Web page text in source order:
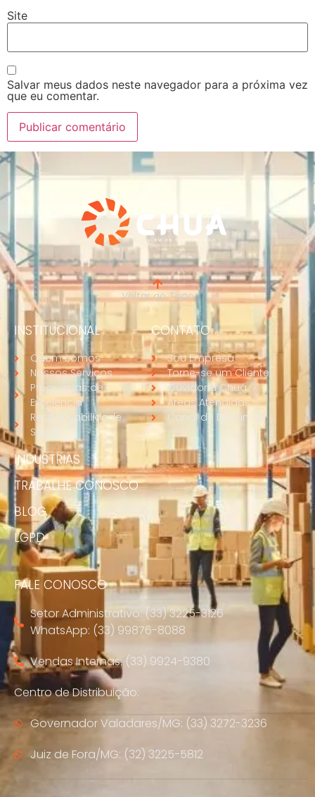
Site
Salvar meus dados neste navegador para a próxima vez
que eu comentar.
Voltar ao Topo
INSTITUCIONAL
Quem somos
Nossos Serviços
Programas de
Excelência
Responsabilidade
Social
INDUSTRIAS
TRABALHE CONOSCO
BLOG
LGPD
CONTATO
Sou Empresa
Torne-se um Cliente
Ouvidoria Chuá
Áreas Atendidas
Canal de Denúncia
FALE CONOSCO
Setor Administrativo: (33) 3225-3126
WhatsApp: (33) 99876-8088
Vendas Internas: (33) 9924-9380
Centro de Distribuição:
Governador Valadares/MG: (33) 3272-3236
Juiz de Fora/MG: (32) 3225-5812